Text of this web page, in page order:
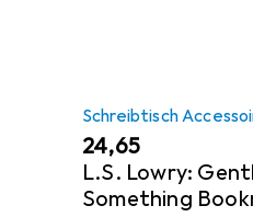
Schreibtisch
EUR
24,65
L.S. Lowry:
Something